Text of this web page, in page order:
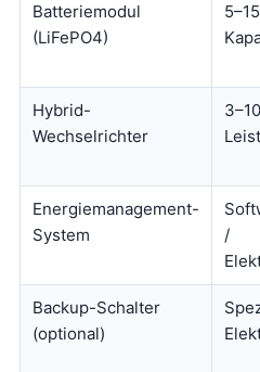
Batteriemodul
(LiFePO4)
Hybrid-
Wechselrichter
Energiemanagement-
System
/
Backup-Schalter
(optional)